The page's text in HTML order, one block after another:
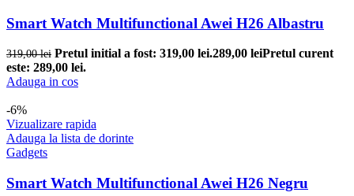
Smart Watch Multifunctional Awei H26 Albastru
319,00lei Pretul initial a fost: 319,00 lei.289,00 leiPretul curent
este: 289,00 lei.
Adauga in cos
-6%
Vizualizare rapida
Adauga la lista de dorinte
Gadgets
Smart Watch Multifunctional Awei H26 Negru